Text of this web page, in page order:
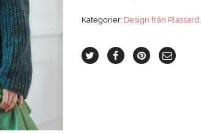
Kategorier: Design från Plassard,